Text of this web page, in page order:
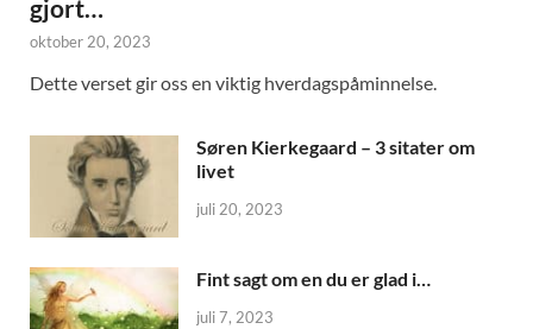
gjort…
oktober 20, 2023
Dette verset gir oss en viktig hverdagspåminnelse.
Søren Kierkegaard – 3 sitater om
livet
juli 20, 2023
Fint sagt om en du er glad i…
juli 7, 2023